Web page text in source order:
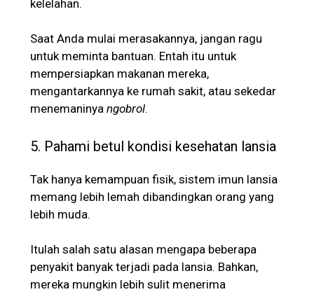
kelelahan.
Saat Anda mulai merasakannya, jangan ragu
untuk meminta bantuan. Entah itu untuk
mempersiapkan makanan mereka,
mengantarkannya ke rumah sakit, atau sekedar
menemaninya ngobrol.
5. Pahami betul kondisi kesehatan lansia
Tak hanya kemampuan fisik, sistem imun lansia
memang lebih lemah dibandingkan orang yang
lebih muda.
Itulah salah satu alasan mengapa beberapa
penyakit banyak terjadi pada lansia. Bahkan,
mereka mungkin lebih sulit menerima